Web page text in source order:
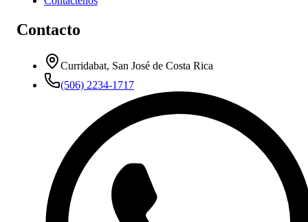
Contacto
Curridabat, San José de Costa Rica
(506) 2234-1717